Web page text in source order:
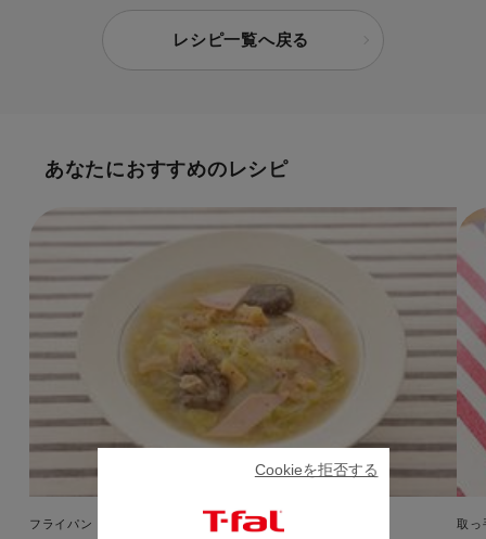
レシピ一覧へ戻る
あなたにおすすめのレシピ
フライパン・鍋 取っ
Cookieを拒否する